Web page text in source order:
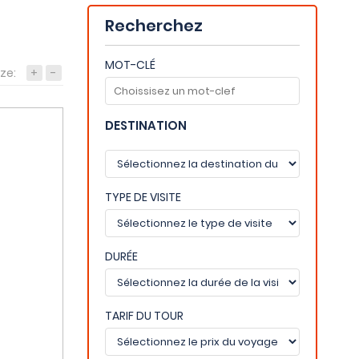
+ -
Recherchez
MOT-CLÉ
DESTINATION
TYPE DE VISITE
DURÉE
TARIF DU TOUR